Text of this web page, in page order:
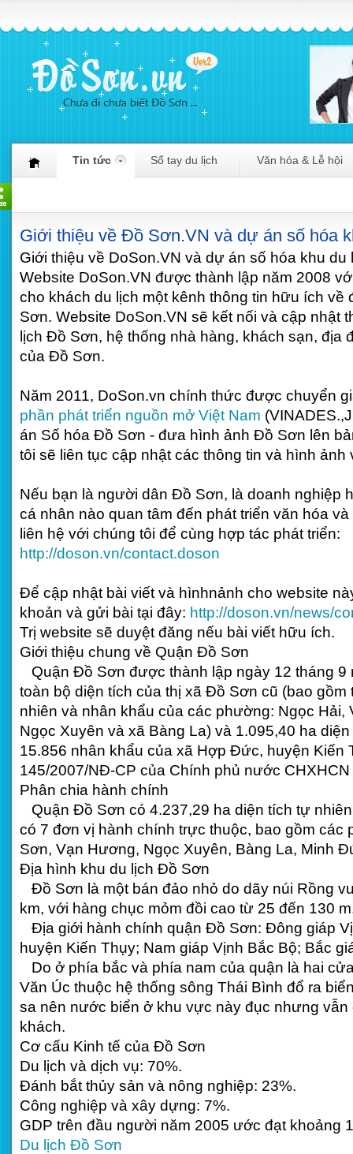
Tin tức Sổ tay du lịch Văn hóa & Lễ hội
Giới thiệu về Đồ Sơn.VN và dự án số hóa
Giới thiệu về DoSon.VN và dự án số hóa khu
Website DoSon.VN được thành lập năm 2008
cho khách du lịch một kênh thông tin hữu ích về
Sơn. Website DoSon.VN sẽ kết nối và cập nhật
lịch Đồ Sơn, hệ thống nhà hàng, khách sạn, địa
của Đồ Sơn.
Năm 2011, DoSon.vn chính thức được chuyển
phần phát triển nguồn mở Việt Nam
án Số hóa Đồ Sơn - đưa hình ảnh Đồ Sơn lên
tôi sẽ liên tục cập nhật các thông tin và hình ảnh
Nếu bạn là người dân Đồ Sơn, là doanh nghiệp
cá nhân nào quan tâm đến phát triển văn hóa
liên hệ với chúng tôi để cùng hợp tác phát triển:
http://doson.vn/contact.doson
Để cập nhật bài viết và hìnhnảnh cho website
khoản và gửi bài tại đây: http://doson.vn/news/
Trị website sẽ duyệt đăng nếu bài viết hữu ích.
Giới thiệu chung về Quận Đồ Sơn
Quận Đồ Sơn được thành lập ngày 12 tháng 9
toàn bộ diện tích của thị xã Đồ Sơn cũ (bao gồm
nhiên và nhân khẩu của các phường: Ngọc Hải,
Ngọc Xuyên và xã Bàng La) và 1.095,40 ha
15.856 nhân khẩu của xã Hợp Đức, huyện Kiến
145/2007/NĐ-CP của Chính phủ nước CHXHCN
Phân chia hành chính
Quận Đồ Sơn có 4.237,29 ha diện tích tự
có 7 đơn vị hành chính trực thuộc, bao gồm các
Sơn, Vạn Hương, Ngọc Xuyên, Bàng La, Minh
Địa hình khu du lịch Đồ Sơn
Đồ Sơn là một bán đảo nhỏ do dãy núi Rồng
km, với hàng chục mỏm đồi cao từ 25 đến 130
Địa giới hành chính quận Đồ Sơn: Đông giáp
huyện Kiến Thụy; Nam giáp Vịnh Bắc Bộ; Bắc
Do ở phía bắc và phía nam của quận là hai
Văn Úc thuộc hệ thống sông Thái Bình đổ ra
sa nên nước biển ở khu vực này đục nhưng vẫn
khách.
Cơ cấu Kinh tế của Đồ Sơn
Du lịch và dịch vụ: 70%.
Đánh bắt thủy sản và nông nghiệp: 23%.
Công nghiệp và xây dựng: 7%.
GDP trên đầu người năm 2005 ước đạt khoảng
Du lịch Đồ Sơn